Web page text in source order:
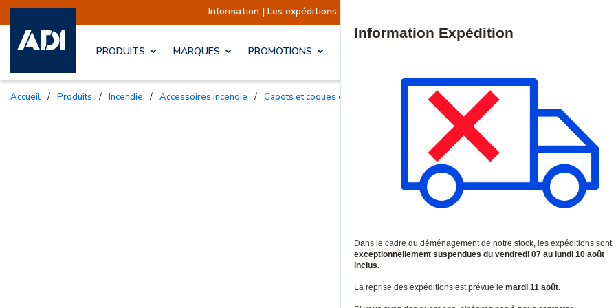
Information | Les expéditions sont actuellement suspendues Reprise prévue le
PRODUITS MARQUES PROMOTIONS
Accueil / Produits / Incendie / Accessoires incendie / Capots et coques de protection